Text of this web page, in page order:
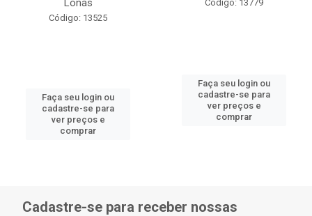
Lonas
Código: 13525
Faça seu login ou
cadastre-se para
ver preços e
comprar
Código: 13779
Faça seu login ou
cadastre-se para
ver preços e
comprar
Cadastre-se para receber nossas